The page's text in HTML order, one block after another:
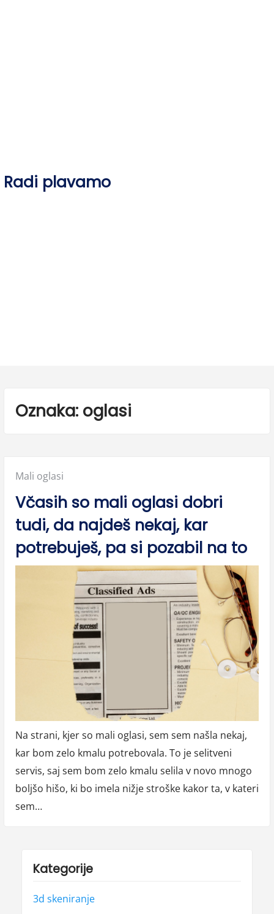
Radi plavamo
Oznaka: oglasi
Posted
in:
Mali oglasi
Včasih so mali oglasi dobri
tudi, da najdeš nekaj, kar
potrebuješ, pa si pozabil na to
Na strani, kjer so mali oglasi, sem sem našla nekaj,
kar bom zelo kmalu potrebovala. To je selitveni
servis, saj sem bom zelo kmalu selila v novo mnogo
boljšo hišo, ki bo imela nižje stroške kakor ta, v kateri
sem…
Kategorije
3d skeniranje